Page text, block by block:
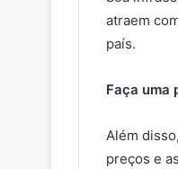
atraem
país.
Faça uma
Além
preços e